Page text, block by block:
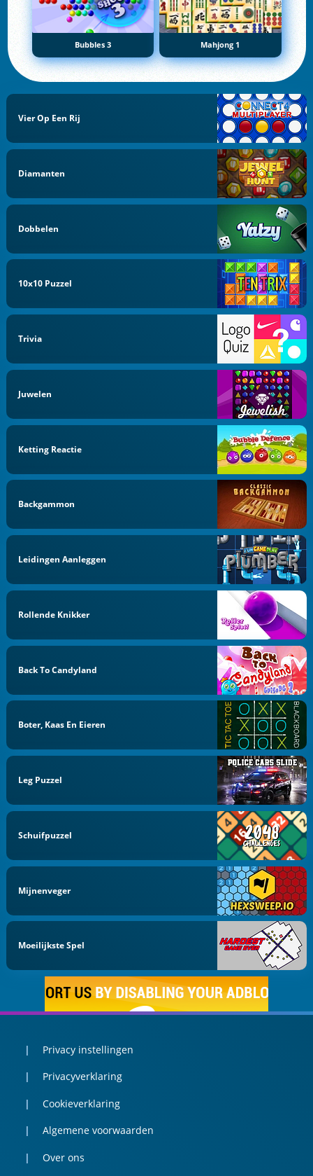
Bubbles 3 Mahjong 1
Vier Op Een Rij
Diamanten
Dobbelen
10x10 Puzzel
Trivia
Juwelen
Ketting Reactie
Backgammon
Leidingen Aanleggen
Rollende Knikker
Back To Candyland
Boter, Kaas En Eieren
Leg Puzzel
Schuifpuzzel
Mijnenveger
Moeilijkste Spel
Privacy instellingen
Privacyverklaring
Cookieverklaring
Algemene voorwaarden
Over ons